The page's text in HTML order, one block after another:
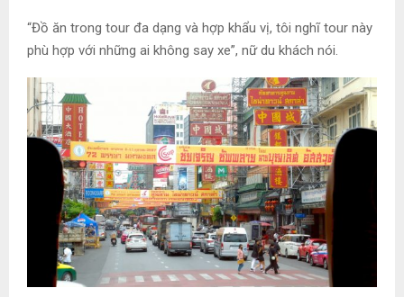
“Đồ ăn trong tour đa dạng và hợp khẩu vị, tôi nghĩ tour này
phù hợp với những ai không say xe”, nữ du khách nói.